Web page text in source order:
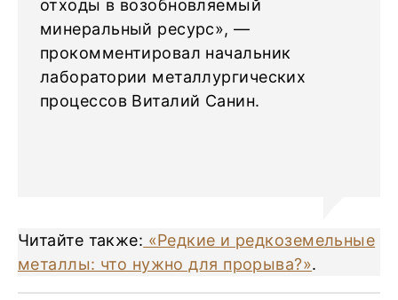
отходы в возобновляемый
минеральный ресурс», —
прокомментировал начальник
лаборатории металлургических
процессов Виталий Санин.
Читайте также: «Редкие и редкоземельные
металлы: что нужно для прорыва?».